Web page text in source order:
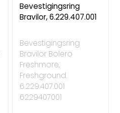
Bevestigingsring
Bravilor, 6.229.407.001
Bevestigingsring
Bravilor Bolero
Freshmore,
Freshground.
6.229.407.001
6229407001